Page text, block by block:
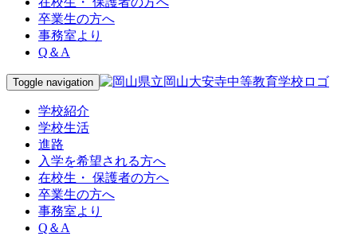
卒業生の方へ
事務室より
Q＆A
Toggle navigation
学校紹介
学校生活
進路
入学を希望される方へ
在校生・ 保護者の方へ
卒業生の方へ
事務室より
Q＆A